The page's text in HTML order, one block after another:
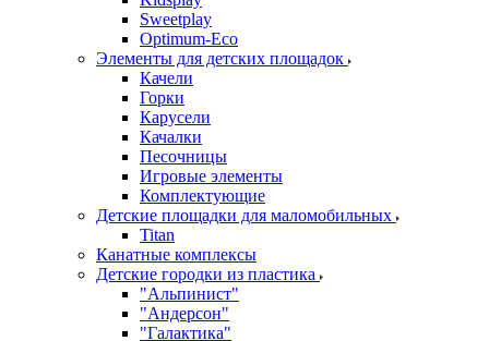
Sweetplay
Оptimum-Еco
Элементы для детских площадок
Качели
Горки
Карусели
Качалки
Песочницы
Игровые элементы
Комплектующие
Детские площадки для маломобильных
Titan
Канатные комплексы
Детские городки из пластика
"Альпинист"
"Андерсон"
"Галактика"